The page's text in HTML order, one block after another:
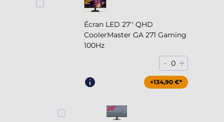
Écran LED 27'' QHD
CoolerMaster GA 271 Gaming
100Hz
- 0 +
+204,90 €*
+134,90 €*